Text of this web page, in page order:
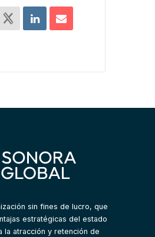
sin fines de lucro, que
estratégicas del estado
la atracción y retención de